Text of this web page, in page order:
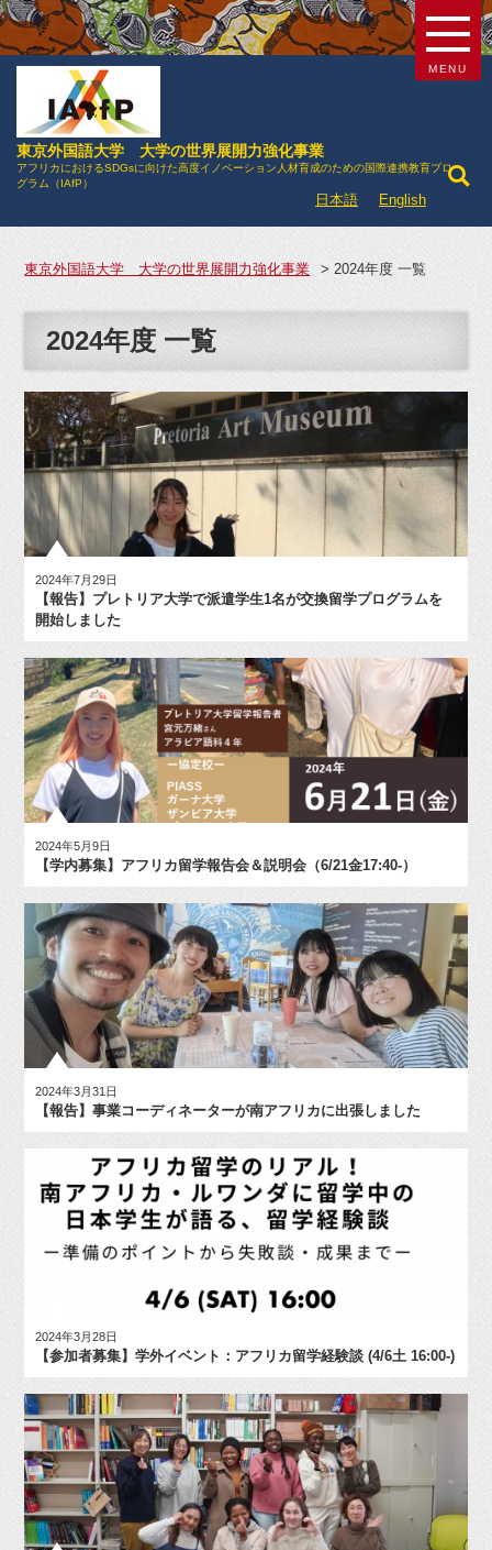
東京外国語大学 大学の世界展開力強化事業
アフリカにおけるSDGsに向けた高度イノベーション人材育成のための国際連携教育プロ
グラム（IAfP）
日本語 English
MENU
東京外国語大学 大学の世界展開力強化事業 >2024年度 一覧
2024年度 一覧
2024年7月29日
【報告】プレトリア大学で派遣学生1名が交換留学プログラムを
開始しました
2024年5月9日
【学内募集】アフリカ留学報告会＆説明会（6/21金17:40-）
2024年3月31日
【報告】事業コーディネーターが南アフリカに出張しました
2024年3月28日
【参加者募集】学外イベント：アフリカ留学経験談 (4/6土 16:00-)